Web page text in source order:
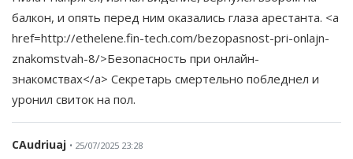
балкон, и опять перед ним оказались глаза арестанта. <a
href=http://ethelene.fin-tech.com/bezopasnost-pri-onlajn-
znakomstvah-8/>Безопасность при онлайн-
знакомствах</a> Секретарь смертельно побледнел и
уронил свиток на пол.
CAudriuaj • 25/07/2025 23:28